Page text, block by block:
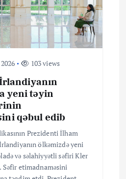
103 views
yeni təyin
qəbul edib
Prezidenti İlham
ölkəmizdə yeni
və səlahiyyətli səfiri Kler
Səfir etimadnaməsini